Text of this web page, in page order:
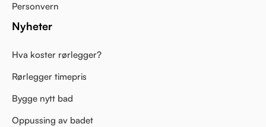
Personvern
Nyheter
Hva koster rørlegger?
Rørlegger timepris
Bygge nytt bad
Oppussing av badet